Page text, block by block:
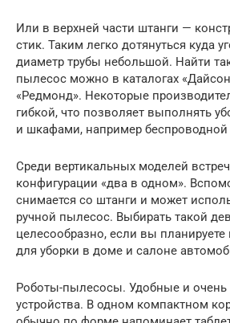
Или в верхней части штанги —
стик. Таким легко дотянуться куда
диаметр трубы небольшой. Найти
пылесос можно в каталогах
«Редмонд». Некоторые
гибкой, что позволяет выполнять
и шкафами, например
Среди вертикальных моделей
конфигурации «два в одном».
снимается со штанги и может
ручной пылесос. Выбирать такой
целесообразно, если вы планируете
для уборки в доме и салоне
Роботы-пылесосы. Удобные и очень
устройства. В одном компактном